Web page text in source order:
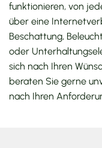
funktionieren, von
über eine
Beschattung,
oder
sich nach Ihren
beraten Sie gerne
nach Ihren